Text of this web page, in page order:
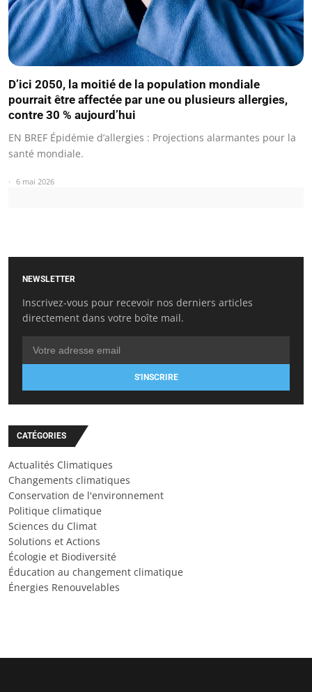
D’ici 2050, la moitié de la population mondiale
pourrait être affectée par une ou plusieurs allergies,
contre 30 % aujourd’hui
EN BREF Épidémie d’allergies : Projections alarmantes pour la
santé mondiale.
6 mai 2026
NEWSLETTER
Inscrivez-vous pour recevoir nos derniers articles
directement dans votre boîte mail.
S'INSCRIRE
CATÉGORIES
Actualités Climatiques
Changements climatiques
Conservation de l'environnement
Politique climatique
Sciences du Climat
Solutions et Actions
Écologie et Biodiversité
Éducation au changement climatique
Énergies Renouvelables